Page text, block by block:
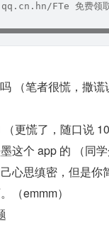
qq.cn.hn/FTe 免费领
（笔者很慌，撒谎
更慌了，随口说
这个 app 的 （同学
心思缜密，但是你
（emmm）